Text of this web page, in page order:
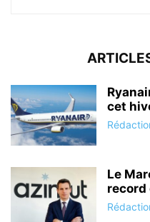
cet
Le
record